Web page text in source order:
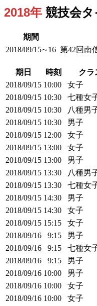
2018年 競技会
期間
2018/09/15∼16 第42回南
期日 時刻 クラ
2018/09/15 10:00 女子
2018/09/15 10:30 七種女
2018/09/15 10:30 八種男
2018/09/15 10:30 男子
2018/09/15 12:00 女子
2018/09/15 13:00 女子
2018/09/15 13:00 男子
2018/09/15 13:30 八種男
2018/09/15 13:30 七種女
2018/09/15 14:30 男子
2018/09/15 14:30 女子
2018/09/15 15:15 女子
2018/09/16
9:15 男子
2018/09/16
9:15 七種女
2018/09/16
9:15 男子
2018/09/16 10:00 男子
2018/09/16 10:00 女子
2018/09/16 10:00 女子